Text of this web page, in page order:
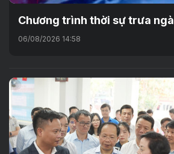
Chương trình thời sự trưa
06/08/2026 14:58